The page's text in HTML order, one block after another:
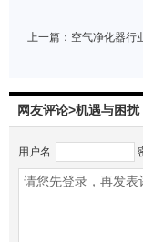
上一篇： 空气净化器行
网友评论>机遇与困
用户名